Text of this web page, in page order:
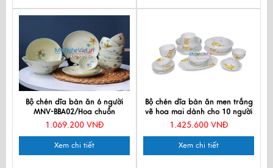
Bộ chén dĩa bàn ăn 6 người
MNV-BBA02/Hoa chuồn
1.069.200 VNĐ
Xem chi tiết
Bộ chén dĩa bàn ăn men trắng
vẽ hoa mai dành cho 10 người
MNV-BBA02-16
1.425.600 VNĐ
Xem chi tiết